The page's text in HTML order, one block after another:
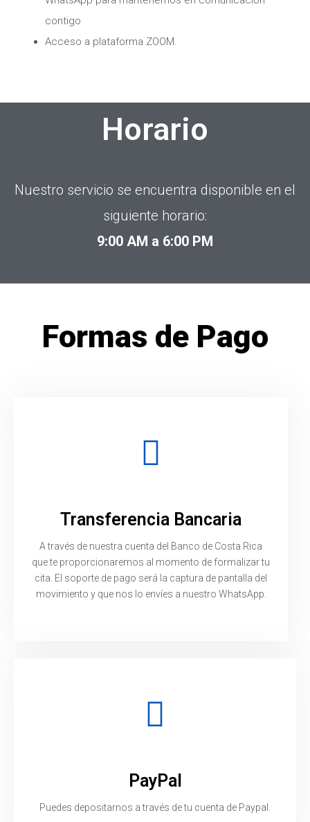
contigo
Acceso a plataforma ZOOM.
Horario
Nuestro servicio se encuentra disponible en el
siguiente horario:
9:00 AM a 6:00 PM
Formas de Pago
Transferencia Bancaria
A través de nuestra cuenta del Banco de Costa Rica
que te proporcionaremos al momento de formalizar tu
cita. El soporte de pago será la captura de pantalla del
movimiento y que nos lo envíes a nuestro WhatsApp.
PayPal
Puedes depositarnos a través de tu cuenta de Paypal.